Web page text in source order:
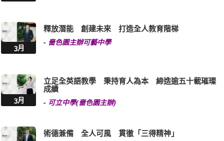
3月
釋放潛能 創建未來 打造全人教育階梯
- 嗇色園主辦可藝中學
3月
立足全英語教學 秉持育人為本 締造逾五十載璀璨
成績
- 可立中學(嗇色園主辦)
術德兼備 全人可風 貫徹「三得精神」